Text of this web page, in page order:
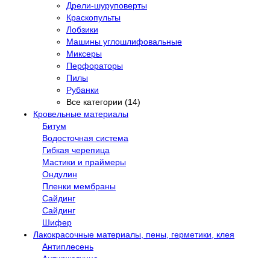
Дрели-шуруповерты
Краскопульты
Лобзики
Машины углошлифовальные
Миксеры
Перфораторы
Пилы
Рубанки
Все категории (14)
Кровельные материалы
Битум
Водосточная система
Гибкая черепица
Мастики и праймеры
Ондулин
Пленки мембраны
Сайдинг
Сайдинг
Шифер
Лакокрасочные материалы, пены, герметики, клея
Антиплесень